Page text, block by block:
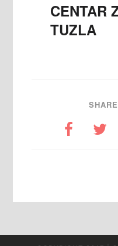
CENTAR
TUZLA